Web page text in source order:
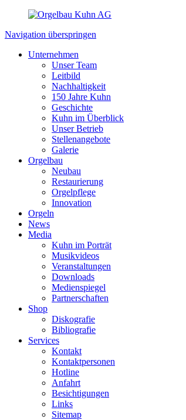
Navigation überspringen
Unternehmen
Unser Team
Leitbild
Nachhaltigkeit
150 Jahre Kuhn
Geschichte
Kuhn im Überblick
Unser Betrieb
Stellenangebote
Galerie
Orgelbau
Neubau
Restaurierung
Orgelpflege
Innovation
Orgeln
News
Media
Kuhn im Porträt
Musikvideos
Veranstaltungen
Downloads
Medienspiegel
Partnerschaften
Shop
Diskografie
Bibliografie
Services
Kontakt
Kontaktpersonen
Hotline
Anfahrt
Besichtigungen
Links
Sitemap